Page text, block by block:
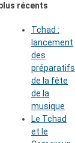
récents
Tchad :
lancement
des
préparatifs
de la fête
de la
musique
Le Tchad
et le